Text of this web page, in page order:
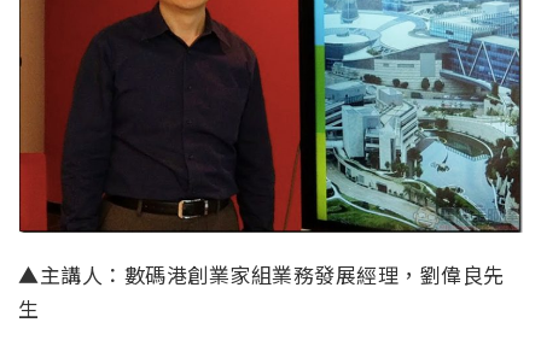
▲主講人：數碼港創業家組業務發展經理，劉偉良先
生